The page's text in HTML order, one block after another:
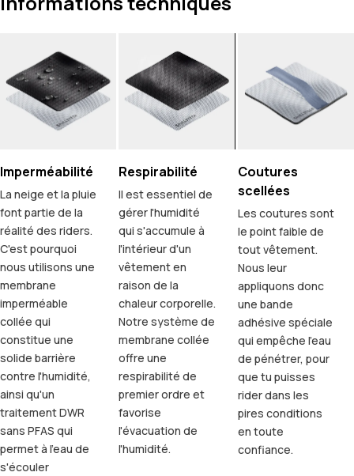
Imperméabilité
La neige et la pluie
font partie de la
réalité des riders.
C'est pourquoi
nous utilisons une
membrane
imperméable
collée qui
constitue une
solide barrière
contre l'humidité,
ainsi qu'un
traitement DWR
sans PFAS qui
permet à l'eau de
s'écouler
Respirabilité
Il est essentiel de
gérer l'humidité
qui s'accumule à
l'intérieur d'un
vêtement en
raison de la
chaleur corporelle.
Notre système de
membrane collée
offre une
respirabilité de
premier ordre et
favorise
l'évacuation de
l'humidité.
Coutures
scellées
Les coutures sont
le point faible de
tout vêtement.
Nous leur
appliquons donc
une bande
adhésive spéciale
qui empêche l'eau
de pénétrer, pour
que tu puisses
rider dans les
pires conditions
en toute
confiance.